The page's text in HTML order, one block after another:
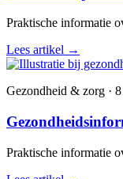
Praktische informatie
Lees artikel →
Gezondheid & zorg ·
Praktische informatie